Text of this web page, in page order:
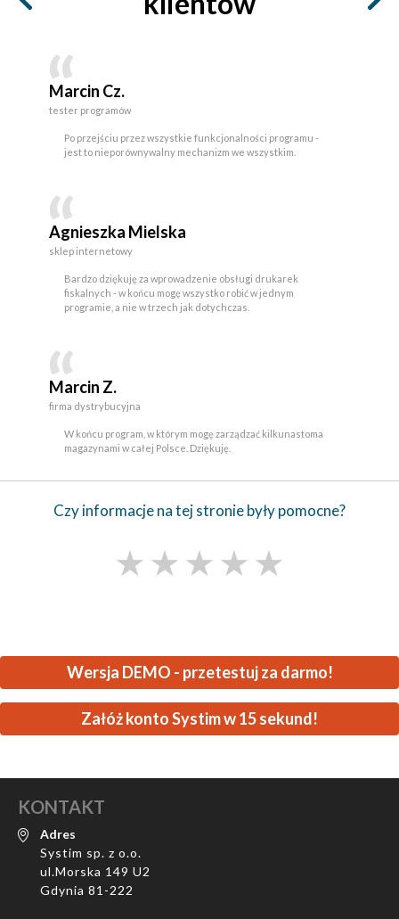
Marcin Cz.
tester programów
Po przejściu przez wszystkie funkcjonalności programu -
jest to nieporównywalny mechanizm we wszystkim.
Agnieszka Mielska
sklep internetowy
Bardzo dziękuję za wprowadzenie obsługi drukarek
fiskalnych - w końcu mogę wszystko robić w jednym
programie, a nie w trzech jak dotychczas.
Marcin Z.
firma dystrybucyjna
W końcu program, w którym mogę zarządzać kilkunastoma
magazynami w całej Polsce. Dziękuję.
Czy informacje na tej stronie były pomocne?
★★★★★
Wersja DEMO - przetestuj za darmo!
Załóż konto Systim w 15 sekund!
KONTAKT
Adres
Systim sp. z o.o.
ul.Morska 149 U2
Gdynia 81-222